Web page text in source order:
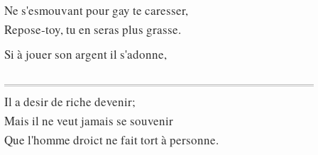
Ne s'esmouvant pour gay te caresser,
Repose-toy, tu en seras plus grasse.
Si à jouer son argent il s'adonne,
Il a desir de riche devenir;
Mais il ne veut jamais se souvenir
Que l'homme droict ne fait tort à personne.